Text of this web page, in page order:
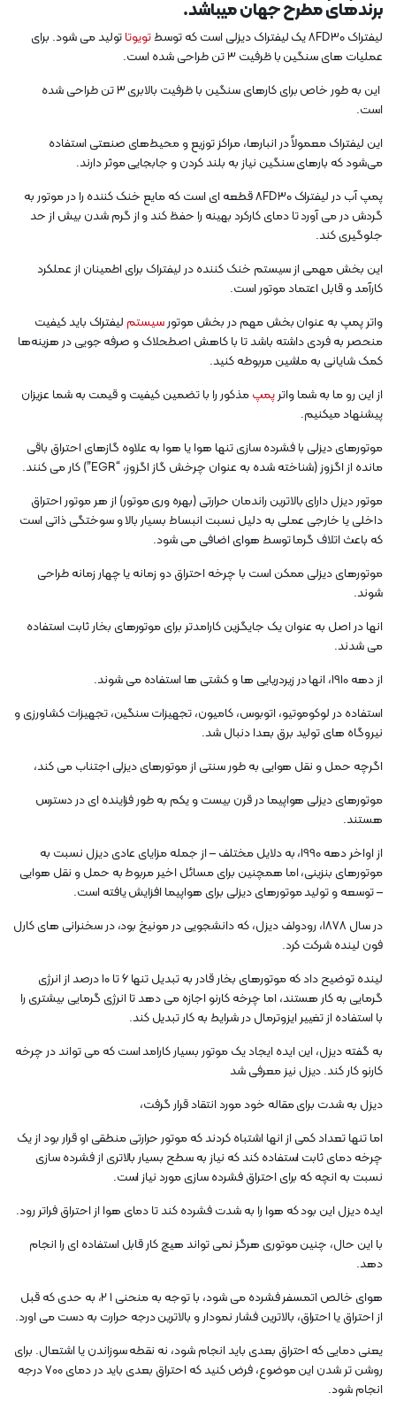
برندهای مطرح جهان میباشد.
لیفتراک 8FD30 یک لیفتراک دیزلی است که توسط تویوتاتولید می شود. برای
عملیات های سنگین با ظرفیت 3 تن طراحی شده است.
این به طور خاص برای کارهای سنگین با ظرفیت بالابری 3 تن طراحی شده
است.
این لیفتراک معمولاً در انبارها، مراکز توزیع و محیط‌های صنعتی استفاده
می‌شود که بارهای سنگین نیاز به بلند کردن و جابجایی موثر دارند.
پمپ آب در لیفتراک 8FD30 قطعه ای است که مایع خنک کننده را در موتور به
گردش در می آورد تا دمای کارکرد بهینه را حفظ کند و از گرم شدن بیش از حد
جلوگیری کند.
این بخش مهمی از سیستم خنک کننده در لیفتراک برای اطمینان از عملکرد
کارآمد و قابل اعتماد موتور است.
واتر پمپ به عنوان بخش مهم در بخش موتورسیستم لیفتراک باید کیفیت
منحصر به فردی داشته باشد تا با کاهش اصطحلاک و صرفه جویی در هزینه‌ها
کمک شایانی به ماشین مربوطه کنید.
از این رو ما به شما واترپمپمذکور را با تضمین کیفیت و قیمت به شما عزیزان
پیشنهاد میکنیم.
موتورهای دیزلی با فشرده سازی تنها هوا یا هوا به علاوه گازهای احتراق باقی
مانده از اگزوز (شناخته شده به عنوان چرخش گاز اگزوز، “EGR”) کار می کنند.
موتور دیزل دارای بالاترین راندمان حرارتی (بهره وری موتور) از هر موتور احتراق
داخلی یا خارجی عملی به دلیل نسبت انبساط بسیار بالا و سوختگی ذاتی است
که باعث اتلاف گرما توسط هوای اضافی می شود.
موتورهای دیزلی ممکن است با چرخه احتراق دو زمانه یا چهار زمانه طراحی
شوند.
انها در اصل به عنوان یک جایگزین کارامدتر برای موتورهای بخار ثابت استفاده
می شدند.
از دهه 1910، انها در زیردریایی ها و کشتی ها استفاده می شوند.
استفاده در لوکوموتیو، اتوبوس، کامیون، تجهیزات سنگین، تجهیزات کشاورزی و
نیروگاه های تولید برق بعدا دنبال شد.
اگرچه حمل و نقل هوایی به طور سنتی از موتورهای دیزلی اجتناب می کند،
موتورهای دیزلی هواپیما در قرن بیست و یکم به طور فزاینده ای در دسترس
هستند.
از اواخر دهه 1990، به دلایل مختلف – از جمله مزایای عادی دیزل نسبت به
موتورهای بنزینی، اما همچنین برای مسائل اخیر مربوط به حمل و نقل هوایی
– توسعه و تولید موتورهای دیزلی برای هواپیما افزایش یافته است.
در سال 1878، رودولف دیزل، که دانشجویی در مونیخ بود، در سخنرانی های کارل
فون لینده شرکت کرد.
لینده توضیح داد که موتورهای بخار قادر به تبدیل تنها ۶ تا ۱۰ درصد از انرژی
گرمایی به کار هستند، اما چرخه کارنو اجازه می دهد تا انرژی گرمایی بیشتری را
با استفاده از تغییر ایزوترمال در شرایط به کار تبدیل کند.
به گفته دیزل، این ایده ایجاد یک موتور بسیار کارامد است که می تواند در چرخه
کارنو کار کند. دیزل نیز معرفی شد
دیزل به شدت برای مقاله خود مورد انتقاد قرار گرفت،
اما تنها تعداد کمی از انها اشتباه کردند که موتور حرارتی منطقی او قرار بود از یک
چرخه دمای ثابت استفاده کند که نیاز به سطح بسیار بالاتری از فشرده سازی
نسبت به انچه که برای احتراق فشرده سازی مورد نیاز است.
ایده دیزل این بود که هوا را به شدت فشرده کند تا دمای هوا از احتراق فراتر رود.
با این حال، چنین موتوری هرگز نمی تواند هیچ کار قابل استفاده ای را انجام
دهد.
هوای خالص اتمسفر فشرده می شود، با توجه به منحنی 1 2، به حدی که قبل
از احتراق یا احتراق، بالاترین فشار نمودار و بالاترین درجه حرارت به دست می اورد.
یعنی دمایی که احتراق بعدی باید انجام شود، نه نقطه سوزاندن یا اشتعال. برای
روشن تر شدن این موضوع، فرض کنید که احتراق بعدی باید در دمای 700 درجه
انجام شود.